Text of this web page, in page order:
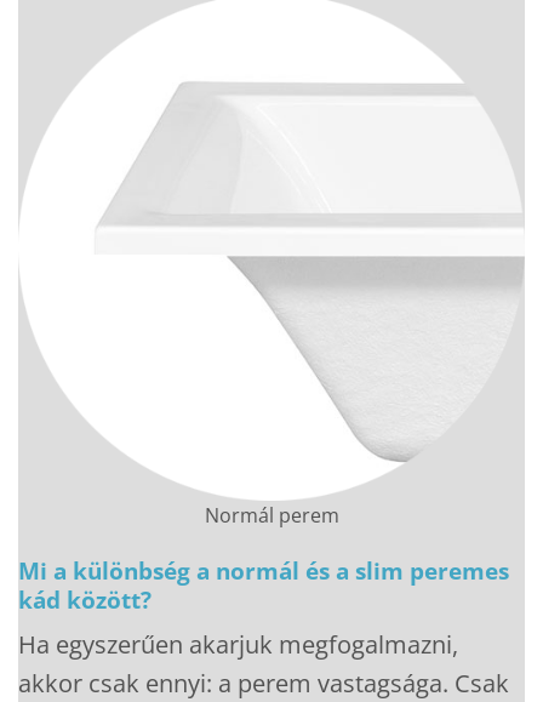
Normál perem
Mi a különbség a normál és a slim peremes
kád között?
Ha egyszerűen akarjuk megfogalmazni,
akkor csak ennyi: a perem vastagsága. Csak